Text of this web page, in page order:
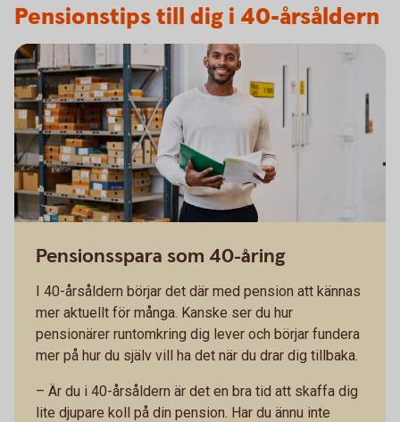
Pensionstips till dig i 40-årsåldern
Pensionsspara som 40-åring
I 40-årsåldern börjar det där med pension att kännas
mer aktuellt för många. Kanske ser du hur
pensionärer runtomkring dig lever och börjar fundera
mer på hur du själv vill ha det när du drar dig tillbaka.
– Är du i 40-årsåldern är det en bra tid att skaffa dig
lite djupare koll på din pension. Har du ännu inte